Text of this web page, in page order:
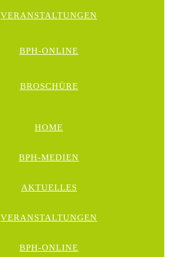
VERANSTALTUNGEN
BPH-ONLINE
BROSCHÜRE
HOME
BPH-MEDIEN
AKTUELLES
VERANSTALTUNGEN
BPH-ONLINE